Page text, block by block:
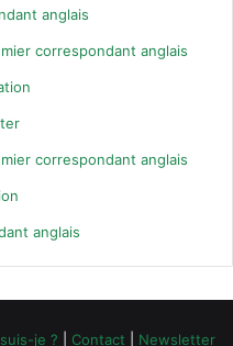
anglais
correspondant anglais
correspondant anglais
anglais
je ? Contact Newsletter